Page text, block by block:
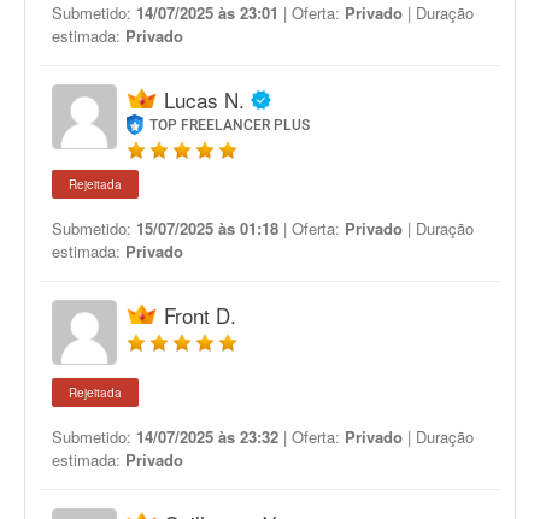
Submetido: 14/07/2025 às 23:01 | Oferta: Privado | Duração
estimada: Privado
Lucas N.
TOP FREELANCER PLUS
Rejeitada
Submetido: 15/07/2025 às 01:18 | Oferta: Privado | Duração
estimada: Privado
Front D.
Rejeitada
Submetido: 14/07/2025 às 23:32 | Oferta: Privado | Duração
estimada: Privado